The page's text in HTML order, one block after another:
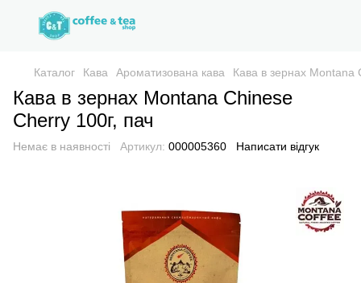
Каталог Кава Ароматизована кава Кава в зернах Montana
Кава в зернах Montana Chinese
Cherry 100г, пач
Немає в наявності Артикул: 000005360 Написати відгук